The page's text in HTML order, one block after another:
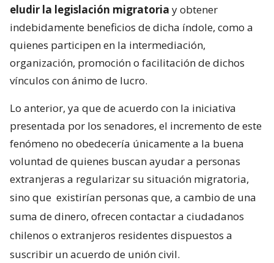
eludir la legislación migratoria y obtener
indebidamente beneficios de dicha índole, como a
quienes participen en la intermediación,
organización, promoción o facilitación de dichos
vínculos con ánimo de lucro.
Lo anterior, ya que de acuerdo con la iniciativa
presentada por los senadores, el incremento de este
fenómeno no obedecería únicamente a la buena
voluntad de quienes buscan ayudar a personas
extranjeras a regularizar su situación migratoria,
sino que existirían personas que, a cambio de una
suma de dinero, ofrecen contactar a ciudadanos
chilenos o extranjeros residentes dispuestos a
suscribir un acuerdo de unión civil.